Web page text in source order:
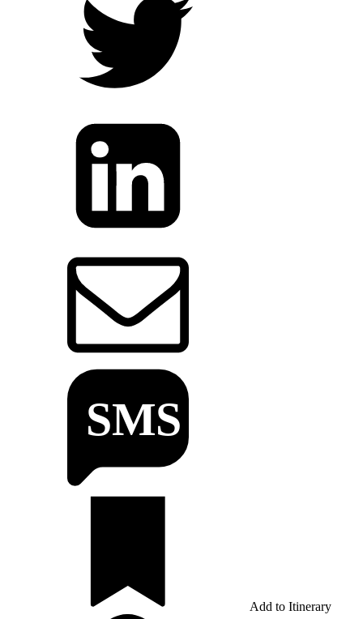
Add to Itinerary